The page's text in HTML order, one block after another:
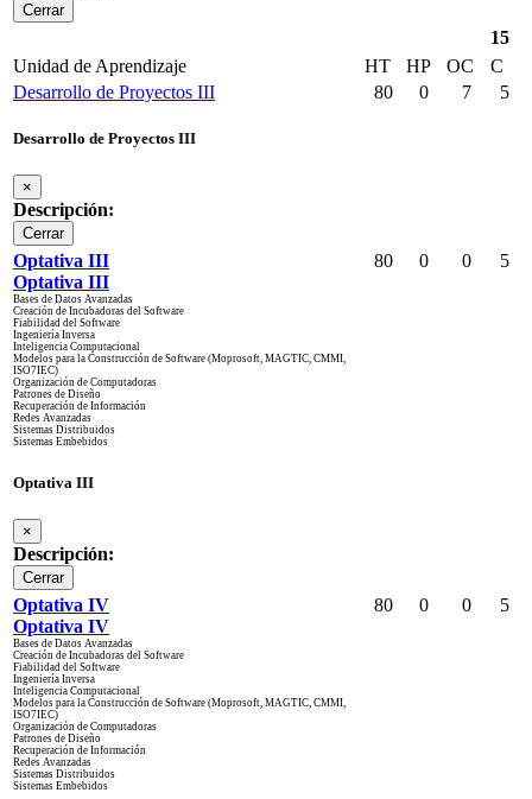
Cerrar
15
Unidad de Aprendizaje
HT HP OC
C
Desarrollo de Proyectos III
Desarrollo de Proyectos III
×
Descripción:
Cerrar
80 0 7 5
Optativa III
Optativa III
Bases de Datos Avanzadas
Creación de Incubadoras del Software
Fiabilidad del Software
Ingeniería Inversa
Inteligencia Computacional
Modelos para la Construcción de Software (Moprosoft, MAGTIC, CMMI,
ISO7IEC)
Organización de Computadoras
Patrones de Diseño
Recuperación de Información
Redes Avanzadas
Sistemas Distribuidos
Sistemas Embebidos
Optativa III
×
Descripción:
Cerrar
80 0 0 5
Optativa IV
Optativa IV
Bases de Datos Avanzadas
Creación de Incubadoras del Software
Fiabilidad del Software
Ingeniería Inversa
Inteligencia Computacional
Modelos para la Construcción de Software (Moprosoft, MAGTIC, CMMI,
ISO7IEC)
Organización de Computadoras
Patrones de Diseño
Recuperación de Información
Redes Avanzadas
Sistemas Distribuidos
Sistemas Embebidos
80 0 0 5